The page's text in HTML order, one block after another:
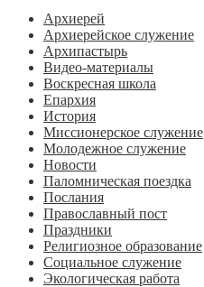
Архиерей
Архиерейское служение
Архипастырь
Видео-материалы
Воскресная школа
Епархия
История
Миссионерское служение
Молодежное служение
Новости
Паломническая поездка
Послания
Православный пост
Праздники
Религиозное образование
Социальное служение
Экологическая работа